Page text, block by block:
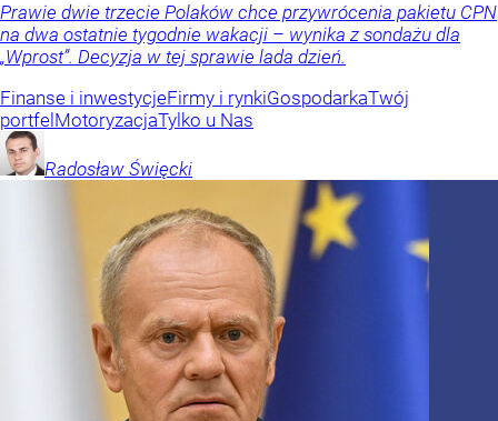
Prawie dwie trzecie Polaków chce przywrócenia pakietu CPN
na dwa ostatnie tygodnie wakacji – wynika z sondażu dla
„Wprost”. Decyzja w tej sprawie lada dzień.
Finanse i inwestycjeFirmy i rynkiGospodarkaTwój
portfel MotoryzacjaTylko u Nas
Radosław Święcki